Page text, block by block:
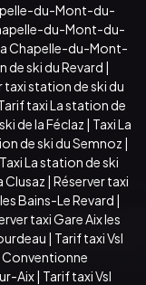
du-Mont-du-
du-Mont-du-
Chapelle-du-Mont-
de ski du Revard |
taxi station de ski du
taxi La station de
de la Féclaz | Taxi La
de ski du Semnoz |
Taxi La station de ski
Clusaz | Réserver taxi
Bains-Le Revard |
taxi Gare Aix les
| Tarif taxi Vsl
Conventionne
Aix| Tarif taxi Vsl